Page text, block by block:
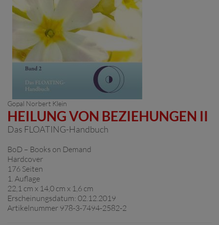
Gopal Norbert Klein
HEILUNG VON BEZIEHUNGEN II
Das FLOATING-Handbuch
BoD – Books on Demand
Hardcover
176 Seiten
1. Auflage
22,1 cm x 14,0 cm x 1,6 cm
Erscheinungsdatum: 02.12.2019
Artikelnummer 978-3-7494-2582-2